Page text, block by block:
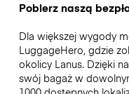
Pobierz naszą
Dla większej wygody
LuggageHero, gdzie
okolicy Lanus. Dzięki
swój bagaż w